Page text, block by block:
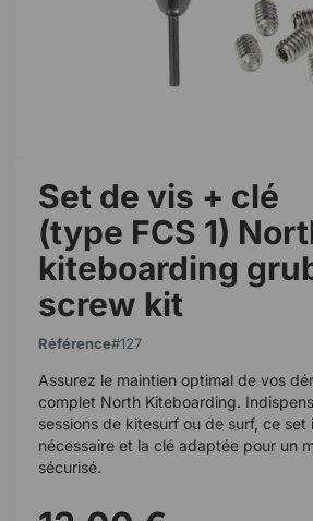
Set de vis + clé
(type FCS 1)
kiteboarding
screw kit
Référence 127
Assurez le maintien optimal de vos
complet North Kiteboarding.
sessions de kitesurf ou de surf, ce set
nécessaire et la clé adaptée pour un
sécurisé.